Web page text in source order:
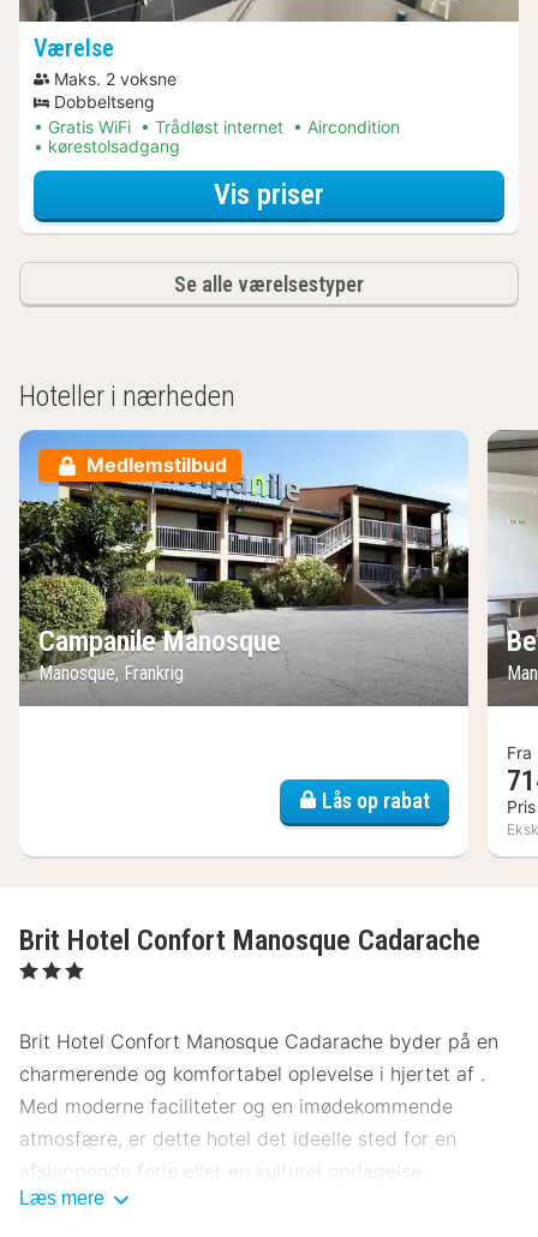
Værelse
Maks. 2 voksne
Dobbeltseng
Gratis WiFi
Trådløst internet
Aircondition
kørestolsadgang
Vis priser
Se alle værelsestyper
Hoteller i nærheden
Medlemstilbud
Campanile Manosque
Manosque, Frankrig
Lås op rabat
Fra
Brit Hotel Confort Manosque Cadarache
, 3 Stjerner
Brit Hotel Confort Manosque Cadarache byder på en
charmerende og komfortabel oplevelse i hjertet af .
Med moderne faciliteter og en imødekommende
atmosfære, er dette hotel det ideelle sted for en
afslappende ferie eller en kulturel opdagelse.
Læs mere